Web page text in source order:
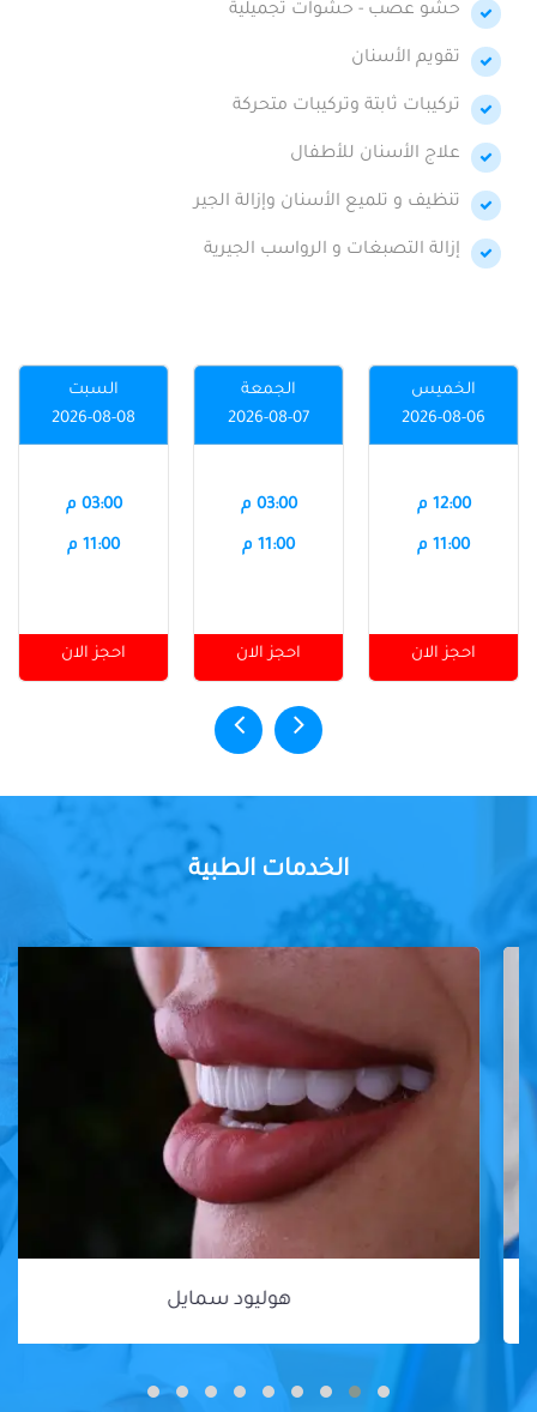
حشو عصب - حشوات تجميلية
تقويم الأسنان
تركيبات ثابتة وتركيبات متحركة
علاج الأسنان للأطفال
تنظيف و تلميع الأسنان وإزالة الجير
إزالة التصبغات و الرواسب الجيرية
الخميس
2026-08-06
12:00 م
11:00 م
احجز الان
الجمعة
2026-08-07
03:00 م
11:00 م
احجز الان
السبت
2026-08-08
03:00 م
11:00 م
احجز الان
الخدمات الطبية
هوليود سمايل